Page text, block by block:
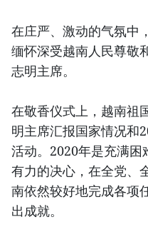
在庄严、激动的气氛中
缅怀深受越南人民尊
志明主席。
在敬香仪式上，越南祖
明主席汇报国家情况和
活动。2020年是充满困
有力的决心，在全党、
南依然较好地完成各项
出成就。